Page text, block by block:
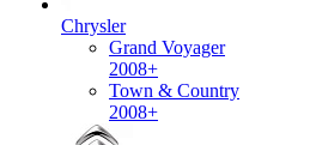
Chrysler
Grand Voyager
2008+
Town & Country
2008+